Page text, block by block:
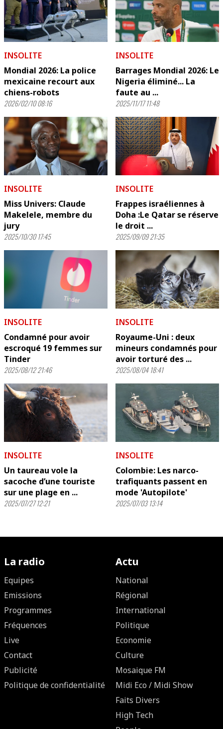
INSOLITE
Mondial 2026: La police
mexicaine recourt aux
chiens-robots
2026/02/10 08:16
INSOLITE
Barrages Mondial 2026: Le
Nigeria éliminé... La
faute au ...
2025/11/17 11:48
INSOLITE
Miss Univers: Claude
Makelele, membre du
jury
2025/10/30 17:45
INSOLITE
Frappes israéliennes à
Doha :Le Qatar se réserve
le droit ...
2025/09/09 21:35
INSOLITE
Condamné pour avoir
escroqué 19 femmes sur
Tinder
2025/08/12 21:46
INSOLITE
Royaume-Uni : deux
mineurs condamnés pour
avoir torturé des ...
2025/08/04 18:41
INSOLITE
Un taureau vole la
sacoche d’une touriste
sur une plage en ...
2025/07/27 12:21
INSOLITE
Colombie: Les narco-
trafiquants passent en
mode 'Autopilote'
2025/07/03 13:14
La radio
Equipes
Emissions
Programmes
Fréquences
Live
Contact
Publicité
Politique de confidentialité
Actu
National
Régional
International
Politique
Economie
Culture
Mosaique FM
Midi Eco / Midi Show
Faits Divers
High Tech